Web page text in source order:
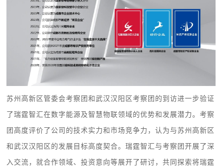
苏州高新区管委会考察团和武汉汉阳区考察团的到访进一步验证
了瑞霆智汇在数字能源及智慧物联领域的优势和发展潜力。考察
团高度评价了公司的技术实力和市场竞争力，认为与苏州高新区
和武汉汉阳区的发展目标高度契合。瑞霆智汇与考察团开展了深
入交流，就合作领域、投资意向等展开了研讨，共同探索将瑞霆